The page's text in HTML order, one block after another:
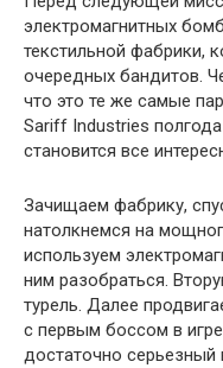
электромагнитных
текстильной фабрики,
очередных бандитов.
что это те же самые
Sariff Industries
становится все
Зачищаем фабрику,
натолкнемся на
используем
ним разобраться.
турель. Далее
с первым боссом в
достаточно серьезный